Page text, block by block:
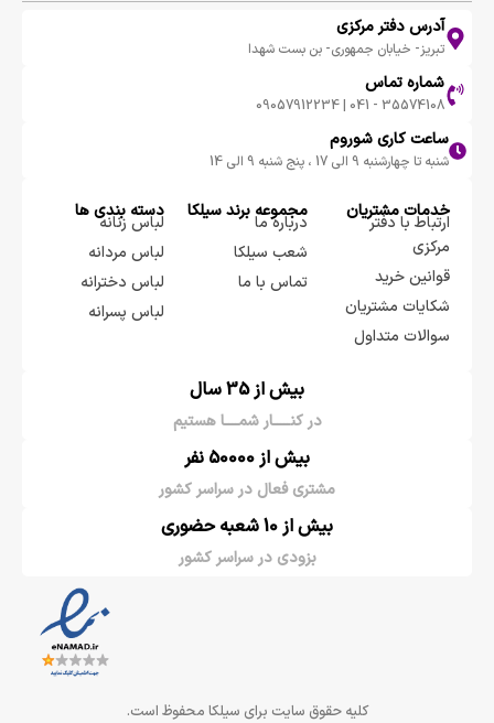
آدرس دفتر مرکزی
تبریز- خیابان جمهوری- بن بست شهدا
شماره تماس
35574108 - 041 | 09057912234
ساعت کاری شوروم
شنبه تا چهارشنبه 9 الی 17 ، پنج شنبه 9 الی 14
خدمات مشتریان
ارتباط با دفتر
مرکزی
قوانین خرید
شکایات مشتریان
سوالات متداول
مجموعه برند سيلكا
درباره ما
شعب سیلکا
تماس با ما
دسته بندی ها
لباس زنانه
لباس مردانه
لباس دخترانه
لباس پسرانه
بیش از 35 سال
در کنـــــار شمــــا هستیم
بیش از 50000 نفر
مشتری فعال در سراسر کشور
بیش از 10 شعبه حضوری
بزودی در سراسر کشور
کلیه حقوق سایت برای سیلکا محفوظ است.